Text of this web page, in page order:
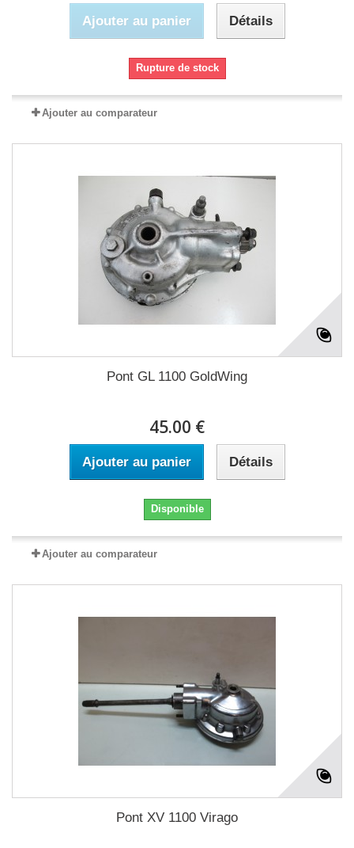
Ajouter au panier Détails
Rupture de stock
Ajouter au comparateur
Pont GL 1100 GoldWing
45.00 €
Ajouter au panier Détails
Disponible
Ajouter au comparateur
Pont XV 1100 Virago